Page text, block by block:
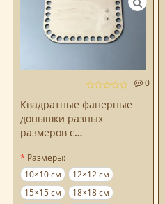
0
Квадратные фанерные
донышки разных
размеров с
Размеры:
10×10 см
12×12 см
15×15 см
18×18 см